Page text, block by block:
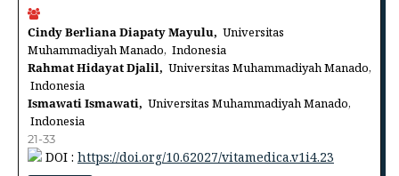
Cindy Berliana Diapaty Mayulu, Universitas
Muhammadiyah Manado, Indonesia
Rahmat Hidayat Djalil, Universitas Muhammadiyah Manado,
Indonesia
Ismawati Ismawati, Universitas Muhammadiyah Manado,
Indonesia
21-33
DOI : https://doi.org/10.62027/vitamedica.v1i4.23